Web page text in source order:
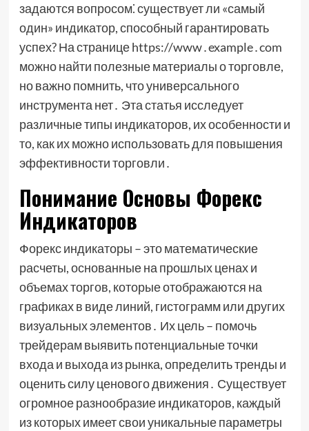
задаются вопросом⁚ существует ли «самый
один» индикатор, способный гарантировать
успех? На странице https://www․example․com
можно найти полезные материалы о торговле,
но важно помнить, что универсального
инструмента нет․ Эта статья исследует
различные типы индикаторов, их особенности и
то, как их можно использовать для повышения
эффективности торговли․
Понимание Основы Форекс
Индикаторов
Форекс индикаторы – это математические
расчеты, основанные на прошлых ценах и
объемах торгов, которые отображаются на
графиках в виде линий, гистограмм или других
визуальных элементов․ Их цель – помочь
трейдерам выявить потенциальные точки
входа и выхода из рынка, определить тренды и
оценить силу ценового движения․ Существует
огромное разнообразие индикаторов, каждый
из которых имеет свои уникальные параметры